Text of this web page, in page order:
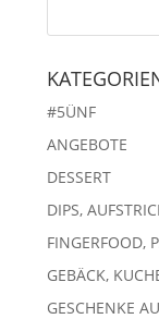
#5ÜNF
ANGEBOTE
DESSERT
DIPS,
FINGERFOOD,
GEBÄCK,
GESCHENKE